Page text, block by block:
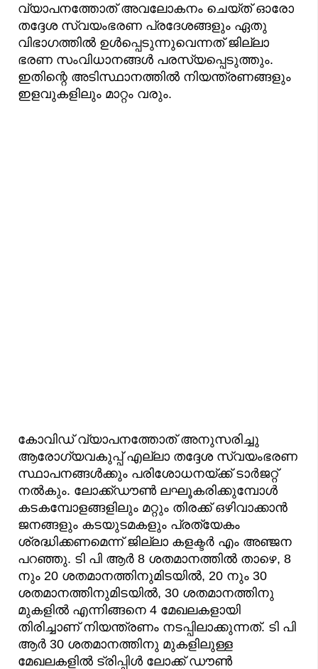
വ്യാപനത്തോത് അവലോകനം ചെയ്ത് ഓരോ
തദ്ദേശ സ്വയംഭരണ പ്രദേശങ്ങളും ഏതു
വിഭാഗത്തിൽ ഉൾപ്പെടുന്നുവെന്നത് ജില്ലാ
ഭരണ സംവിധാനങ്ങൾ പരസ്യപ്പെടുത്തും.
ഇതിന്റെ അടിസ്ഥാനത്തിൽ നിയന്ത്രണങ്ങളും
ഇളവുകളിലും മാറ്റം വരും.
കോവിഡ് വ്യാപനത്തോത് അനുസരിച്ചു
ആരോഗ്യവകുപ്പ് എല്ലാ തദ്ദേശ സ്വയംഭരണ
സ്ഥാപനങ്ങൾക്കും പരിശോധനയ്ക്ക് ടാർജറ്റ്
നൽകും. ലോക്ക്ഡൗൺ ലഘൂകരിക്കുമ്പോൾ
കടകമ്പോളങ്ങളിലും മറ്റും തിരക്ക് ഒഴിവാക്കാൻ
ജനങ്ങളും കടയുടമകളും പ്രത്യേകം
ശ്രദ്ധിക്കണമെന്ന് ജില്ലാ കളക്ടർ എം അഞ്ജന
പറഞ്ഞു. ടി പി ആർ 8 ശതമാനത്തിൽ താഴെ, 8
നും 20 ശതമാനത്തിനുമിടയിൽ, 20 നും 30
ശതമാനത്തിനുമിടയിൽ, 30 ശതമാനത്തിനു
മുകളിൽ എന്നിങ്ങനെ 4 മേഖലകളായി
തിരിച്ചാണ് നിയന്ത്രണം നടപ്പിലാക്കുന്നത്. ടി പി
ആർ 30 ശതമാനത്തിനു മുകളിലുള്ള
മേഖലകളിൽ ട്രിപ്പിൾ ലോക്ക് ഡൗൺ